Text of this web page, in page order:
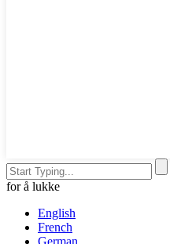
for å lukke
English
French
German